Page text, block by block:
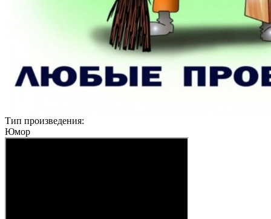
Тип произведения:
Юмор